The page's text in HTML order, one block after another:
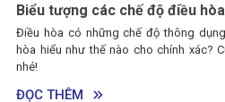
Biểu tượng các chế độ điều
Điều hòa có những chế độ thông
hòa hiểu như thế nào cho chính xác?
nhé!
ĐỌC THÊM